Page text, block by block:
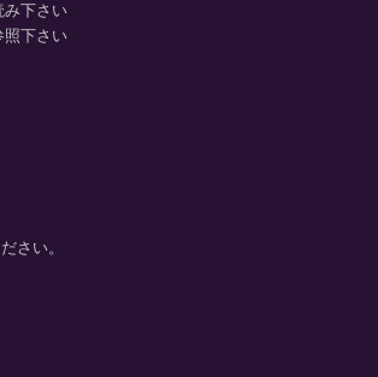
み下さい
照下さい
さい。